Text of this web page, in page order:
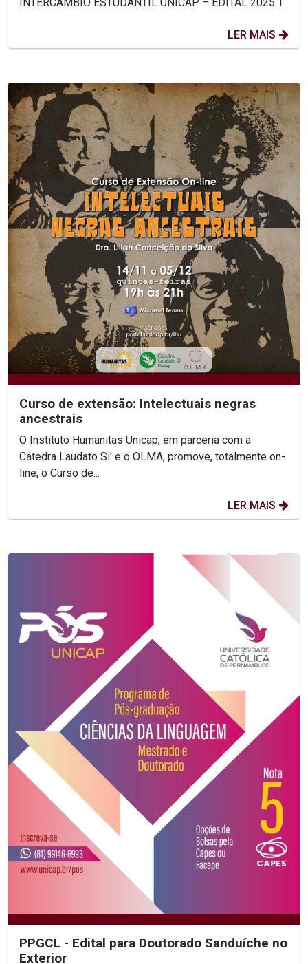
LER MAIS
Curso de extensão: Intelectuais negras
ancestrais
O Instituto Humanitas Unicap, em parceria com a
Cátedra Laudato Si' e o OLMA, promove, totalmente on-
line, o Curso de...
LER MAIS
PPGCL - Edital para Doutorado Sanduíche no
Exterior